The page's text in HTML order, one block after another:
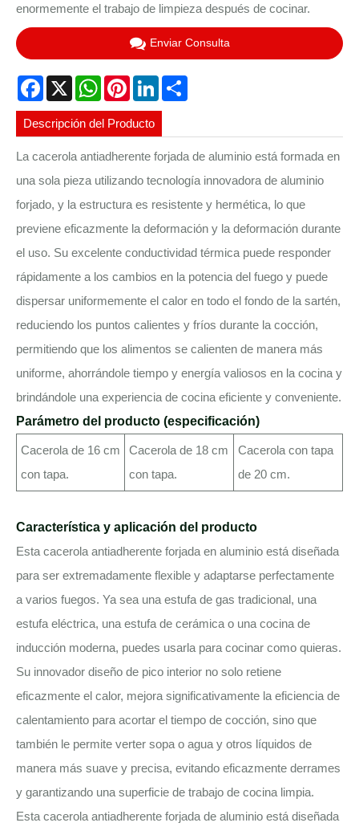
enormemente el trabajo de limpieza después de cocinar.
Enviar Consulta
Facebook
X WhatsAppPinterestLinkedIn
Descripción del Producto
La cacerola antiadherente forjada de aluminio está formada en
una sola pieza utilizando tecnología innovadora de aluminio
forjado, y la estructura es resistente y hermética, lo que
previene eficazmente la deformación y la deformación durante
el uso. Su excelente conductividad térmica puede responder
rápidamente a los cambios en la potencia del fuego y puede
dispersar uniformemente el calor en todo el fondo de la sartén,
reduciendo los puntos calientes y fríos durante la cocción,
permitiendo que los alimentos se calienten de manera más
uniforme, ahorrándole tiempo y energía valiosos en la cocina y
brindándole una experiencia de cocina eficiente y conveniente.
Parámetro del producto (especificación)
Cacerola de 16 cm
con tapa.
Cacerola de 18 cm
con tapa.
Cacerola con tapa
de 20 cm.
Característica y aplicación del producto
Esta cacerola antiadherente forjada en aluminio está diseñada
para ser extremadamente flexible y adaptarse perfectamente
a varios fuegos. Ya sea una estufa de gas tradicional, una
estufa eléctrica, una estufa de cerámica o una cocina de
inducción moderna, puedes usarla para cocinar como quieras.
Su innovador diseño de pico interior no solo retiene
eficazmente el calor, mejora significativamente la eficiencia de
calentamiento para acortar el tiempo de cocción, sino que
también le permite verter sopa o agua y otros líquidos de
manera más suave y precisa, evitando eficazmente derrames
y garantizando una superficie de trabajo de cocina limpia.
Esta cacerola antiadherente forjada de aluminio está diseñada